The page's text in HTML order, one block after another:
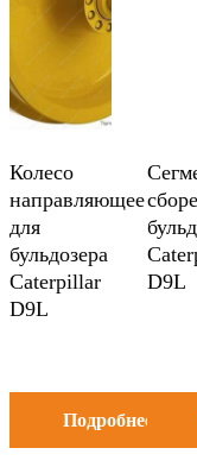
Колесо
направляющее
для
бульдозера
Caterpillar
D9L
Подробнее
D9L